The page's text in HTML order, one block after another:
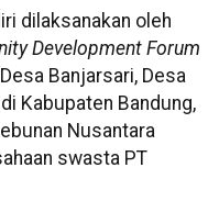
dilaksanakan oleh
Development Forum
Banjarsari, Desa
Kabupaten Bandung,
Nusantara
swasta PT